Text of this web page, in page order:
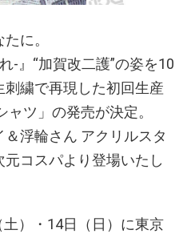
に。
-』“加賀改二護”の姿を10
繍で再現した初回生産
ツ」の発売が決定。
浮輪さん アクリルスタ
コスパより登場いたし
）・14日（日）に東京